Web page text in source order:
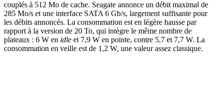
couplés à 512 Mo de cache. Seagate annonce un débit maximal de
285 Mo/s et une interface SATA 6 Gb/s, largement suffisante pour
les débits annoncés. La consommation est en légère hausse par
rapport à la version de 20 To, qui intègre le même nombre de
plateaux : 6 W en idle et 7,9 W en pointe, contre 5,7 et 7,7 W. La
consommation en veille est de 1,2 W, une valeur assez classique.